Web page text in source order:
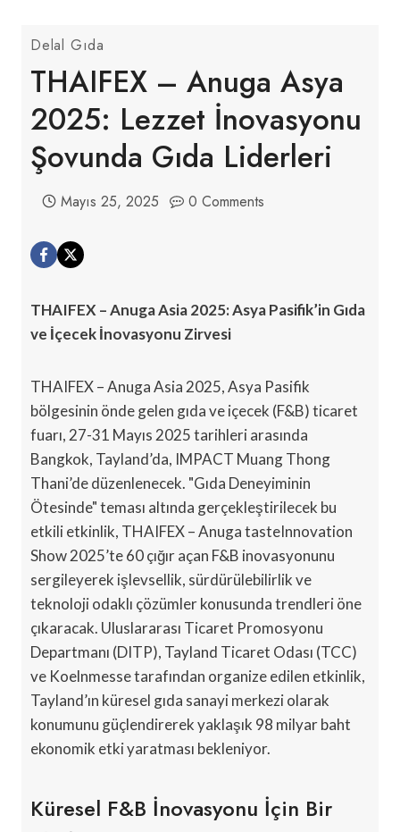
Delal Gıda
THAIFEX – Anuga Asya
2025: Lezzet İnovasyonu
Şovunda Gıda Liderleri
Mayıs 25, 2025 0 Comments
THAIFEX – Anuga Asia 2025: Asya Pasifik’in Gıda
ve İçecek İnovasyonu Zirvesi
THAIFEX – Anuga Asia 2025, Asya Pasifik
bölgesinin önde gelen gıda ve içecek (F&B) ticaret
fuarı, 27-31 Mayıs 2025 tarihleri arasında
Bangkok, Tayland’da, IMPACT Muang Thong
Thani’de düzenlenecek. "Gıda Deneyiminin
Ötesinde" teması altında gerçekleştirilecek bu
etkili etkinlik, THAIFEX – Anuga tasteInnovation
Show 2025’te 60 çığır açan F&B inovasyonunu
sergileyerek işlevsellik, sürdürülebilirlik ve
teknoloji odaklı çözümler konusunda trendleri öne
çıkaracak. Uluslararası Ticaret Promosyonu
Departmanı (DITP), Tayland Ticaret Odası (TCC)
ve Koelnmesse tarafından organize edilen etkinlik,
Tayland’ın küresel gıda sanayi merkezi olarak
konumunu güçlendirerek yaklaşık 98 milyar baht
ekonomik etki yaratması bekleniyor.
Küresel F&B İnovasyonu İçin Bir